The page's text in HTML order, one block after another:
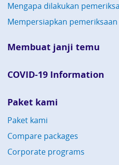
Mengapa dilakukan
Mempersiapkan
Membuat janji temu
COVID-19 Information
Paket kami
Paket kami
Compare packages
Corporate programs